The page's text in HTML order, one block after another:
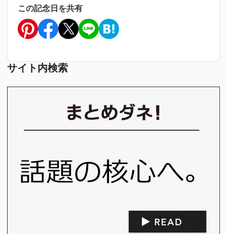
この記念日を共有
サイト内検索